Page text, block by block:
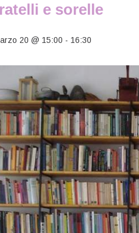
e sorelle
20 @ 15:00 - 16:30